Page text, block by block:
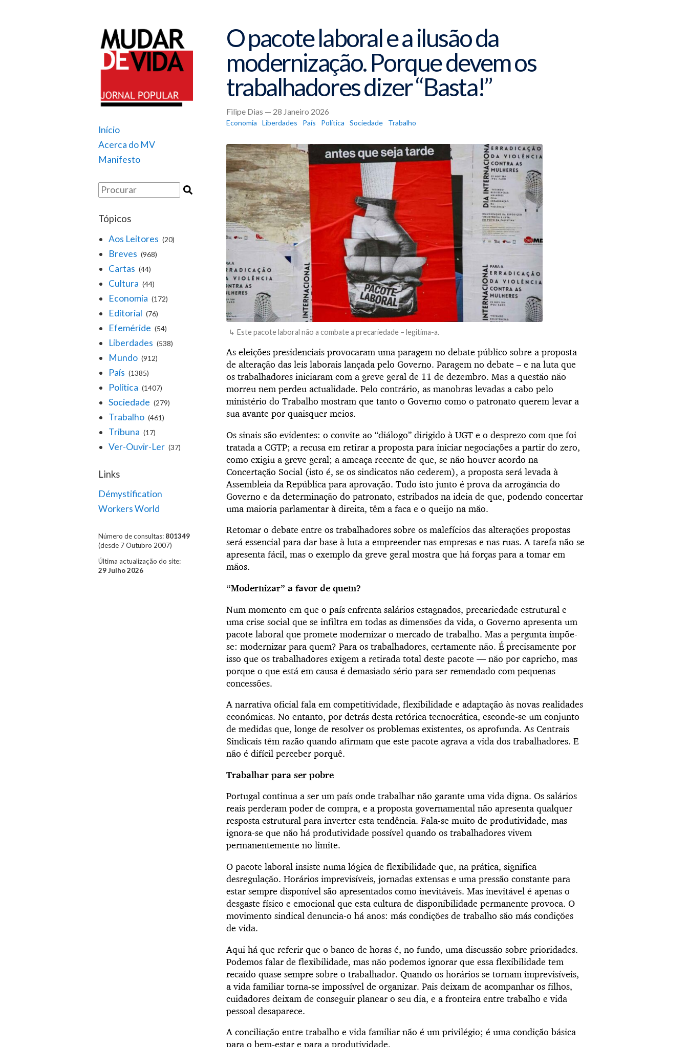
Início
Acerca do MV
Manifesto
Tópicos
Aos Leitores (20)
Breves (968)
Cartas (44)
Cultura (44)
Economia (172)
Editorial (76)
Efeméride (54)
Liberdades (538)
Mundo (912)
País (1385)
Política (1407)
Sociedade (279)
Trabalho (461)
Tribuna (17)
Ver-Ouvir-Ler (37)
Links
Démystification
Workers World
Número de consultas: 801349
(desde 7 Outubro 2007)
Última actualização do site:
29 Julho 2026
O pacote laboral e a ilusão da
modernização. Porque devem os
trabalhadores dizer “Basta!”
Filipe Dias — 28 Janeiro 2026
Economia Liberdades País Política Sociedade Trabalho
Este pacote laboral não a combate a precariedade – legitima-a.
As eleições presidenciais provocaram uma paragem no debate público sobre a proposta
de alteração das leis laborais lançada pelo Governo. Paragem no debate – e na luta que
os trabalhadores iniciaram com a greve geral de 11 de dezembro. Mas a questão não
morreu nem perdeu actualidade. Pelo contrário, as manobras levadas a cabo pelo
ministério do Trabalho mostram que tanto o Governo como o patronato querem levar a
sua avante por quaisquer meios.
Os sinais são evidentes: o convite ao “diálogo” dirigido à UGT e o desprezo com que foi
tratada a CGTP; a recusa em retirar a proposta para iniciar negociações a partir do zero,
como exigiu a greve geral; a ameaça recente de que, se não houver acordo na
Concertação Social (isto é, se os sindicatos não cederem), a proposta será levada à
Assembleia da República para aprovação. Tudo isto junto é prova da arrogância do
Governo e da determinação do patronato, estribados na ideia de que, podendo concertar
uma maioria parlamentar à direita, têm a faca e o queijo na mão.
Retomar o debate entre os trabalhadores sobre os malefícios das alterações propostas
será essencial para dar base à luta a empreender nas empresas e nas ruas. A tarefa não se
apresenta fácil, mas o exemplo da greve geral mostra que há forças para a tomar em
mãos.
“Modernizar” a favor de quem?
Num momento em que o país enfrenta salários estagnados, precariedade estrutural e
uma crise social que se infiltra em todas as dimensões da vida, o Governo apresenta um
pacote laboral que promete modernizar o mercado de trabalho. Mas a pergunta impõe-
se: modernizar para quem? Para os trabalhadores, certamente não. É precisamente por
isso que os trabalhadores exigem a retirada total deste pacote — não por capricho, mas
porque o que está em causa é demasiado sério para ser remendado com pequenas
concessões.
A narrativa oficial fala em competitividade, flexibilidade e adaptação às novas realidades
económicas. No entanto, por detrás desta retórica tecnocrática, esconde-se um conjunto
de medidas que, longe de resolver os problemas existentes, os aprofunda. As Centrais
Sindicais têm razão quando afirmam que este pacote agrava a vida dos trabalhadores. E
não é difícil perceber porquê.
Trabalhar para ser pobre
Portugal continua a ser um país onde trabalhar não garante uma vida digna. Os salários
reais perderam poder de compra, e a proposta governamental não apresenta qualquer
resposta estrutural para inverter esta tendência. Fala-se muito de produtividade, mas
ignora-se que não há produtividade possível quando os trabalhadores vivem
permanentemente no limite.
O pacote laboral insiste numa lógica de flexibilidade que, na prática, significa
desregulação. Horários imprevisíveis, jornadas extensas e uma pressão constante para
estar sempre disponível são apresentados como inevitáveis. Mas inevitável é apenas o
desgaste físico e emocional que esta cultura de disponibilidade permanente provoca. O
movimento sindical denuncia-o há anos: más condições de trabalho são más condições
de vida.
Aqui há que referir que o banco de horas é, no fundo, uma discussão sobre prioridades.
Podemos falar de flexibilidade, mas não podemos ignorar que essa flexibilidade tem
recaído quase sempre sobre o trabalhador. Quando os horários se tornam imprevisíveis,
a vida familiar torna‑se impossível de organizar. Pais deixam de acompanhar os filhos,
cuidadores deixam de conseguir planear o seu dia, e a fronteira entre trabalho e vida
pessoal desaparece.
A conciliação entre trabalho e vida familiar não é um privilégio; é uma condição básica
para o bem‑estar e para a produtividade.